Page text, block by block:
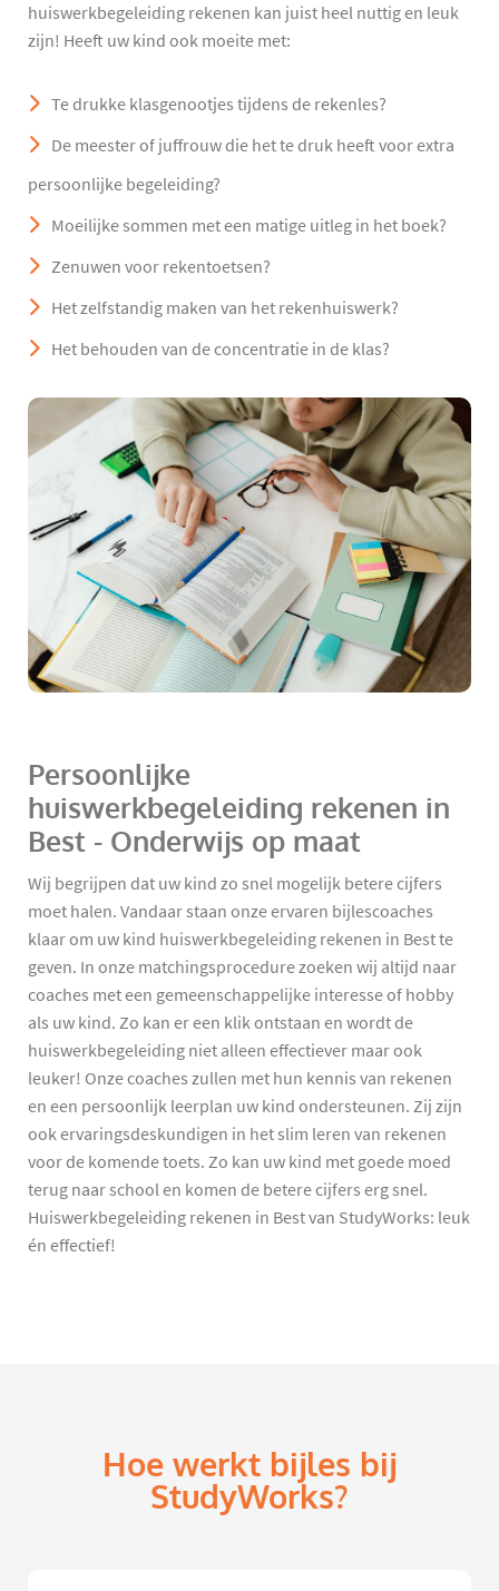
huiswerkbegeleiding rekenen kan juist heel nuttig en leuk
zijn! Heeft uw kind ook moeite met:
Te drukke klasgenootjes tijdens de rekenles?
De meester of juffrouw die het te druk heeft voor extra
persoonlijke begeleiding?
Moeilijke sommen met een matige uitleg in het boek?
Zenuwen voor rekentoetsen?
Het zelfstandig maken van het rekenhuiswerk?
Het behouden van de concentratie in de klas?
Persoonlijke
huiswerkbegeleiding rekenen in
Best - Onderwijs op maat
Wij begrijpen dat uw kind zo snel mogelijk betere cijfers
moet halen. Vandaar staan onze ervaren bijlescoaches
klaar om uw kind huiswerkbegeleiding rekenen in Best te
geven. In onze matchingsprocedure zoeken wij altijd naar
coaches met een gemeenschappelijke interesse of hobby
als uw kind. Zo kan er een klik ontstaan en wordt de
huiswerkbegeleiding niet alleen effectiever maar ook
leuker! Onze coaches zullen met hun kennis van rekenen
en een persoonlijk leerplan uw kind ondersteunen. Zij zijn
ook ervaringsdeskundigen in het slim leren van rekenen
voor de komende toets. Zo kan uw kind met goede moed
terug naar school en komen de betere cijfers erg snel.
Huiswerkbegeleiding rekenen in Best van StudyWorks: leuk
én effectief!
Hoe werkt bijles bij
StudyWorks?